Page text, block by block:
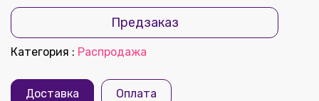
Предзаказ
Категория : Распродажа
Доставка Оплата